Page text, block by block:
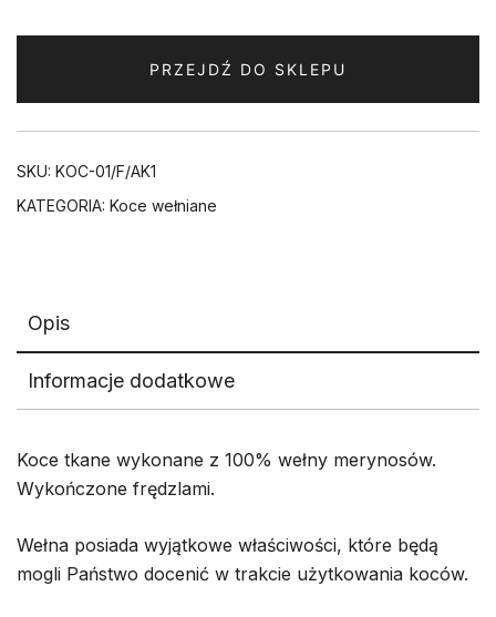
PRZEJDŹ DO SKLEPU
SKU: KOC-01/F/AK1
KATEGORIA: Koce wełniane
Opis
Informacje dodatkowe
Koce tkane wykonane z 100% wełny merynosów.
Wykończone frędzlami.
Wełna posiada wyjątkowe właściwości, które będą
mogli Państwo docenić w trakcie użytkowania koców.